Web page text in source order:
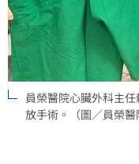
員榮醫院心臟外科主
放手術。（圖／員榮醫